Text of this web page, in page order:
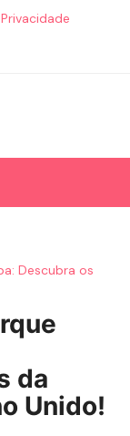
Descubra os
da
Unido!